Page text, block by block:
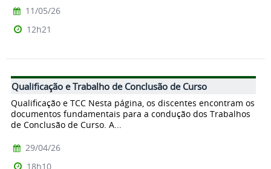
11/05/26
12h21
Qualificação e Trabalho de Conclusão de Curso
Qualificação e TCC Nesta página, os discentes encontram os
documentos fundamentais para a condução dos Trabalhos
de Conclusão de Curso. A...
29/04/26
18h10